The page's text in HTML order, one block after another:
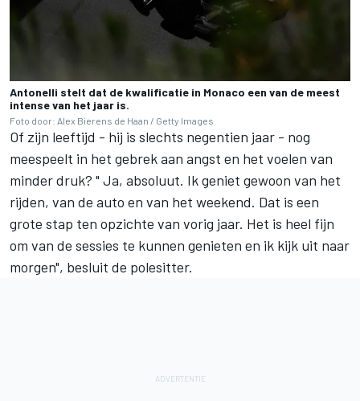
Antonelli stelt dat de kwalificatie in Monaco een van de meest
intense van het jaar is.
Foto door: Alex Bierens de Haan / Getty Images
Of zijn leeftijd - hij is slechts negentien jaar - nog
meespeelt in het gebrek aan angst en het voelen van
minder druk? " Ja, absoluut. Ik geniet gewoon van het
rijden, van de auto en van het weekend. Dat is een
grote stap ten opzichte van vorig jaar. Het is heel fijn
om van de sessies te kunnen genieten en ik kijk uit naar
morgen", besluit de polesitter.